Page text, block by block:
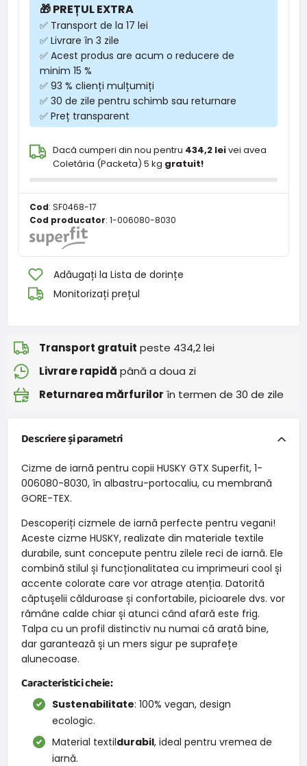
🎁 PREȚUL EXTRA
✅ Transport de la 17 lei
✅ Livrare în 3 zile
✅ Acest produs are acum o reducere de
minim 15 %
✅ 93 % clienți mulțumiți
✅ 30 de zile pentru schimb sau returnare
✅ Preț transparent
Dacă cumperi din nou pentru 434,2 leivei avea
Coletăria (Packeta) 5 kg gratuit!
Cod: SF0468-17
Cod producator: 1-006080-8030
Adăugați la Lista de dorințe
Monitorizați prețul
Transport gratuit peste 434,2 lei
Livrare rapidă până a doua zi
Returnarea mărfurilor în termen de 30 de zile
Descriere și parametri
Cizme de iarnă pentru copii HUSKY GTX Superfit, 1-
006080-8030, în albastru-portocaliu, cu membrană
GORE-TEX.
Descoperiți cizmele de iarnă perfecte pentru vegani!
Aceste cizme HUSKY, realizate din materiale textile
durabile, sunt concepute pentru zilele reci de iarnă. Ele
combină stilul și funcționalitatea cu imprimeuri cool și
accente colorate care vor atrage atenția. Datorită
căptușelii călduroase și confortabile, picioarele dvs. vor
rămâne calde chiar și atunci când afară este frig.
Talpa cu un profil distinctiv nu numai că arată bine,
dar garantează și un mers sigur pe suprafețe
alunecoase.
Caracteristici cheie:
Sustenabilitate: 100% vegan, design
ecologic.
Material textildurabil, ideal pentru vremea de
iarnă.